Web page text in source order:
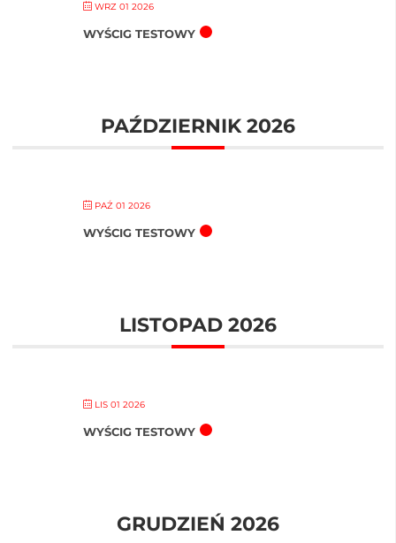
WRZ 01 2026
WYŚCIG TESTOWY
PAŹDZIERNIK 2026
PAŹ 01 2026
WYŚCIG TESTOWY
LISTOPAD 2026
LIS 01 2026
WYŚCIG TESTOWY
GRUDZIEŃ 2026